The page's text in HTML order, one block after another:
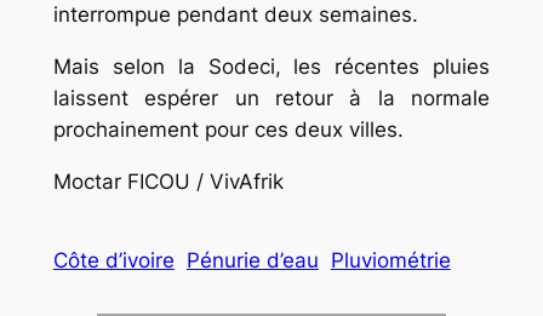
interrompue pendant deux semaines.
Mais selon la Sodeci, les récentes pluies
laissent espérer un retour à la normale
prochainement pour ces deux villes.
Moctar FICOU / VivAfrik
Côte d’ivoire Pénurie d’eau Pluviométrie